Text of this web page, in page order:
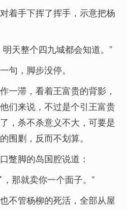
着手下挥了挥手，示意把杨
天整个四九城都会知道。”
句，脚步没停。
一滞，看着王富贵的背影，
们来说，不过是个引王富贵
，杀不杀意义不大，可要是
围剿，反而不划算。
蹩脚的岛国腔说道：
那就卖你一个面子。”
不管杨柳的死活，全部从屋